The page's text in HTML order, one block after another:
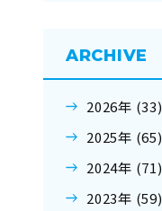
ARCHIVE
2026年 (33)
2025年 (65)
2024年 (71)
2023年 (59)